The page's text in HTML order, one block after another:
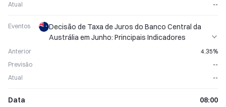
Atual
--
Eventos
Decisão de Taxa de Juros do Banco Central da
Austrália em Junho: Principais Indicadores
Anterior
4.35%
Previsão
--
Atual
--
Data 08:00